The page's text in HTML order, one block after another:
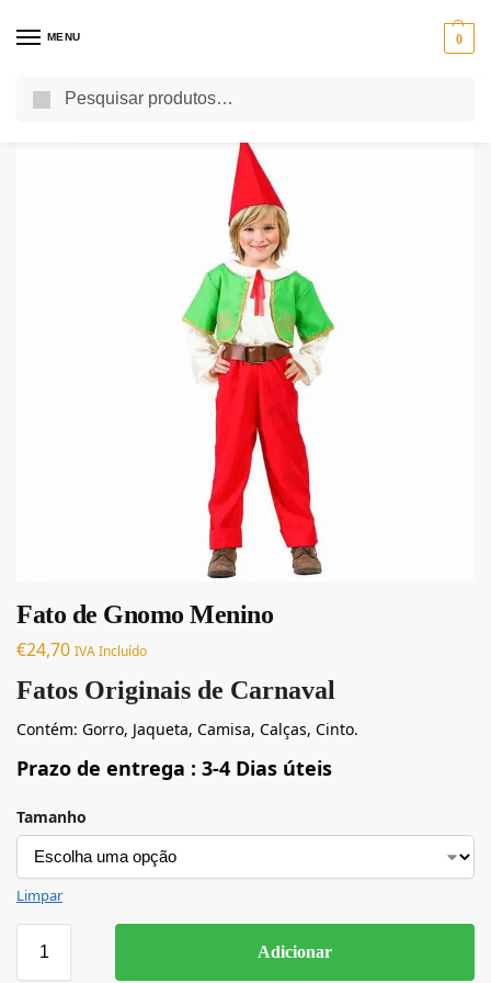
MENU 0
Festas Tematicas / Festa de Natal
Fato de Gnomo Menino
€24,70 IVA Incluído
Fatos Originais de Carnaval
Contém: Gorro, Jaqueta, Camisa, Calças, Cinto.
Prazo de entrega : 3-4 Dias úteis
Tamanho
Limpar
Adicionar